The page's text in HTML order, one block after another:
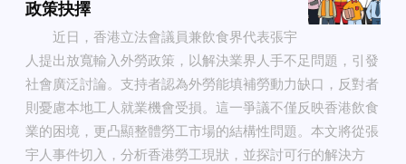
政策抉擇
近日，香港立法會議員兼飲食界代表張宇
人提出放寬輸入外勞政策，以解決業界人手不足問題，引發
社會廣泛討論。支持者認為外勞能填補勞動力缺口，反對者
則憂慮本地工人就業機會受損。這一爭議不僅反映香港飲食
業的困境，更凸顯整體勞工市場的結構性問題。本文將從張
宇人事件切入，分析香港勞工現狀，並探討可行的解決方